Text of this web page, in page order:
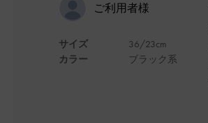
ご利用者様
サイズ
カラー
36/23cm
ブラック系